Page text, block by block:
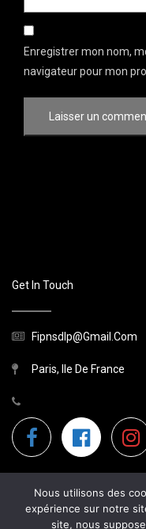
Enregistrer mon nom,
navigateur pour mon
Get In Touch
Fipnsdlp@gmail.com
Paris, Ile De France
Nous utilisons des
expérience sur notre
site, nous